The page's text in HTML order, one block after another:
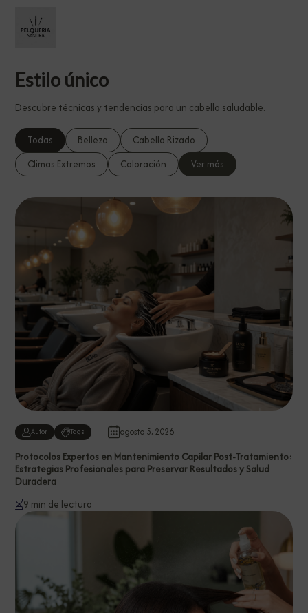
Estilo único
Descubre técnicas y tendencias para un cabello saludable.
Todas Belleza
Cabello Rizado
Climas Extremos
Coloración Ver más
Autor Tags agosto 5, 2026
Protocolos Expertos en Mantenimiento Capilar Post-Tratamiento:
Estrategias Profesionales para Preservar Resultados y Salud
Duradera
9 min de lectura